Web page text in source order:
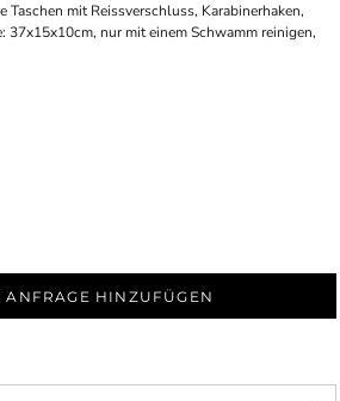
Taschen mit Reissverschluss, Karabinerhaken,
37x15x10cm, nur mit einem Schwamm reinigen,
ANFRAGE HINZUFÜGEN